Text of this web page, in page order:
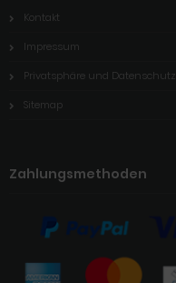
Kontakt
Impressum
Privatsphäre und Datenschutz
Sitemap
Zahlungsmethoden